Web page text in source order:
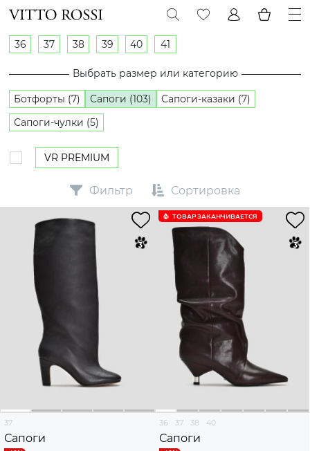
36 37 38 39 40 41
Выбрать размер или категорию
Ботфорты (7) Сапоги (103)
Сапоги-казаки (7)
Сапоги-чулки (5)
VR PREMIUM
Фильтр Сортировка
37
Сапоги
ТОВАР ЗАКАНЧИВАЕТСЯ
36 37 38 40
Сапоги